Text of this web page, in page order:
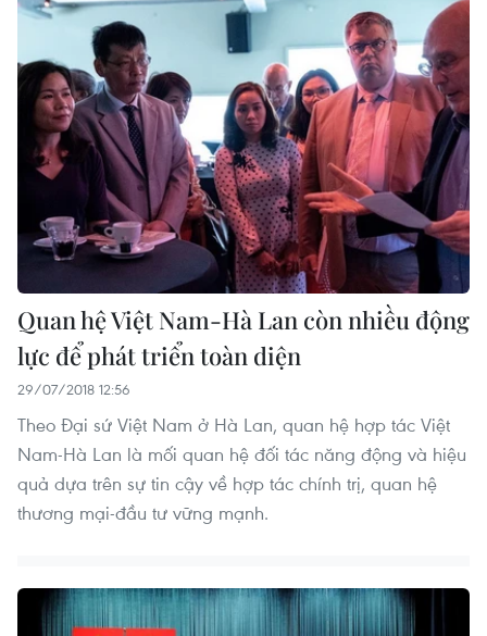
Quan hệ Việt Nam-Hà Lan còn nhiều động
lực để phát triển toàn diện
29/07/2018 12:56
Theo Đại sứ Việt Nam ở Hà Lan, quan hệ hợp tác Việt
Nam-Hà Lan là mối quan hệ đối tác năng động và hiệu
quả dựa trên sự tin cậy về hợp tác chính trị, quan hệ
thương mại-đầu tư vững mạnh.